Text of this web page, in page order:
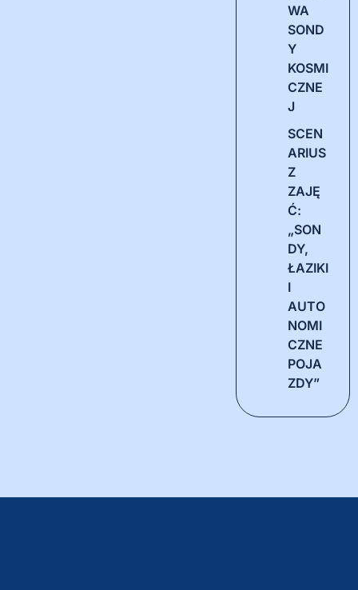
WA
SOND
Y
KOSMI
CZNE
J
SCEN
ARIUS
Z
ZAJĘ
Ć:
„SON
DY,
ŁAZIKI
I
AUTO
NOMI
CZNE
POJA
ZDY”